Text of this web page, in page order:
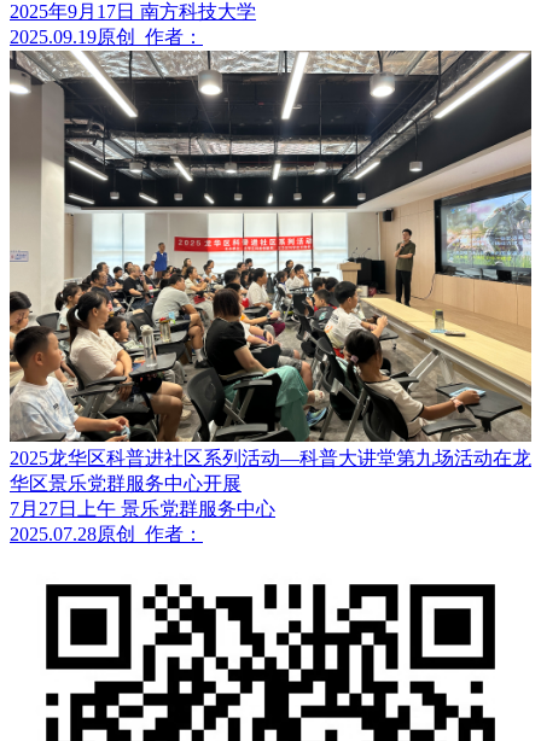
2025年9月17日 南方科技大学
2025.09.19原创 作者：
2025龙华区科普进社区系列活动—科普大讲堂第九场活动在龙
华区景乐党群服务中心开展
7月27日上午 景乐党群服务中心
2025.07.28原创 作者：